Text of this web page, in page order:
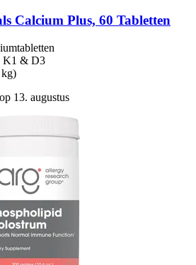
Calcium Plus, 60 Tabletten
K1 & D3
13. augustus